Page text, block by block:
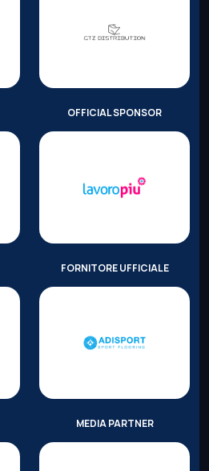
OFFICIAL SPONSOR
FORNITORE UFFICIALE
MEDIA PARTNER